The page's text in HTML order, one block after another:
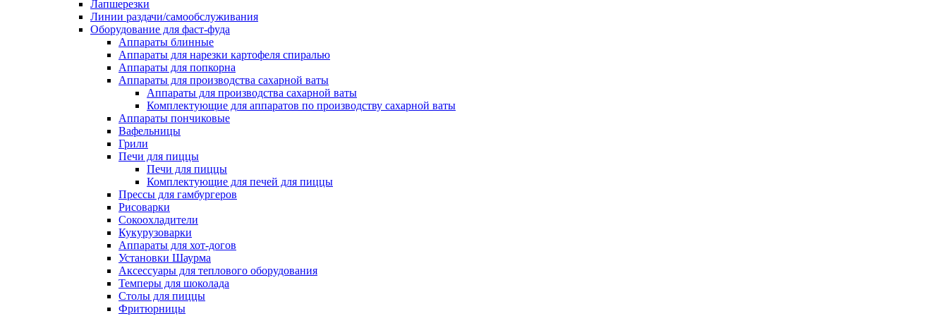
Лапшерезки
Линии раздачи/самообслуживания
Оборудование для фаст-фуда
Аппараты блинные
Аппараты для нарезки картофеля спиралью
Аппараты для попкорна
Аппараты для производства сахарной ваты
Аппараты для производства сахарной ваты
Комплектующие для аппаратов по производству сахарной ваты
Аппараты пончиковые
Вафельницы
Грили
Печи для пиццы
Печи для пиццы
Комплектующие для печей для пиццы
Прессы для гамбургеров
Рисоварки
Сокоохладители
Кукурузоварки
Аппараты для хот-догов
Установки Шаурма
Аксессуары для теплового оборудования
Темперы для шоколада
Столы для пиццы
Фритюрницы